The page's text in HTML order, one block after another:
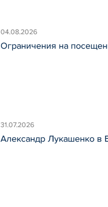
04.08.2026
Ограничения на
31.07.2026
Александр Лукашенко в